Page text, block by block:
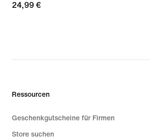
24,99 €
24,99 €
Ressourcen
Geschenkgutscheine für Firmen
Store suchen